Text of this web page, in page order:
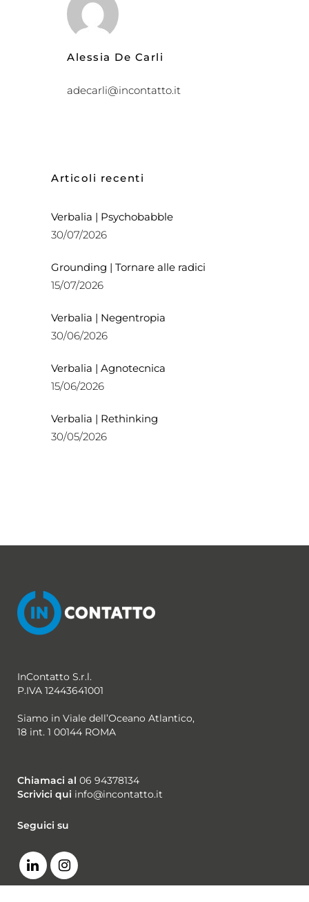
Alessia De Carli
adecarli@incontatto.it
Articoli recenti
Verbalia | Psychobabble
30/07/2026
Grounding | Tornare alle radici
15/07/2026
Verbalia | Negentropia
30/06/2026
Verbalia | Agnotecnica
15/06/2026
Verbalia | Rethinking
30/05/2026
InContatto S.r.l.
P.IVA 12443641001
Siamo in Viale dell’Oceano Atlantico,
18 int. 1 00144 ROMA
Chiamaci al 06 94378134
Scrivici qui info@incontatto.it
Seguici su